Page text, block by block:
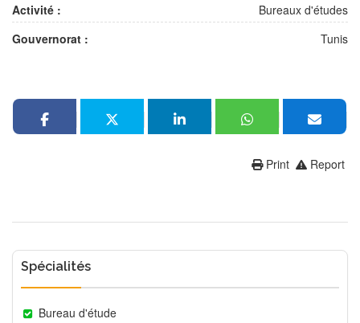
Activité :
Bureaux d'études
Gouvernorat :
Tunis
Report
Print
Spécialités
Bureau d'étude